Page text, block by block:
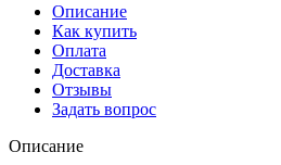
Описание
Как купить
Оплата
Доставка
Отзывы
Задать вопрос
Описание